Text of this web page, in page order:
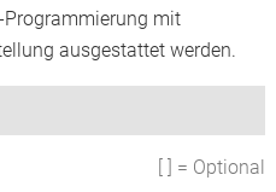
mit
ausgestattet werden.
[ ] = Optional